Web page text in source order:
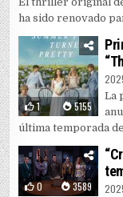
ha sido renovado
1 5155
La
última temporada
0 3589